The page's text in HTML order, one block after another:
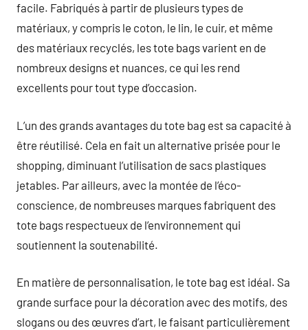
facile. Fabriqués à partir de plusieurs types de
matériaux, y compris le coton, le lin, le cuir, et même
des matériaux recyclés, les tote bags varient en de
nombreux designs et nuances, ce qui les rend
excellents pour tout type d’occasion.
L’un des grands avantages du tote bag est sa capacité à
être réutilisé. Cela en fait un alternative prisée pour le
shopping, diminuant l’utilisation de sacs plastiques
jetables. Par ailleurs, avec la montée de l’éco-
conscience, de nombreuses marques fabriquent des
tote bags respectueux de l’environnement qui
soutiennent la soutenabilité.
En matière de personnalisation, le tote bag est idéal. Sa
grande surface pour la décoration avec des motifs, des
slogans ou des œuvres d’art, le faisant particulièrement